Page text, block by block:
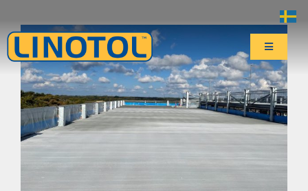
innehållet
Toggle
Start
Affärsområden